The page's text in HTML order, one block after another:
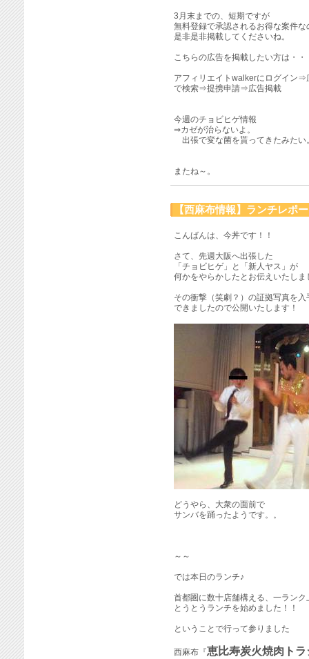
3月末までの、短期ですが
無料登録で承認されるお得な案件な
是非是非掲載してくださいね。
こちらの広告を掲載したい方は・・
アフィリエイトwalkerにログイン
で検索⇒提携申請⇒広告掲載
今週のチョビヒゲ情報
⇒カゼが治らないよ。
出張で変な菌を貰ってきたみたい
またね～。
【西麻布情報】ランチレポ
こんばんは、今丼です！！
さて、先週大阪へ出張した
「チョビヒゲ」と「新人ヤス」が
何かをやらかしたとお伝えいたしま
その衝撃（笑劇？）の証拠写真を入
できましたので公開いたします！
どうやら、大衆の面前で
サンバを踊ったようです。。
～～
では本日のランチ♪
首都圏に数十店舗構える、一ラン
とうとうランチを始めました！！
ということで行って参りました
西麻布『恵比寿炭火焼肉ト